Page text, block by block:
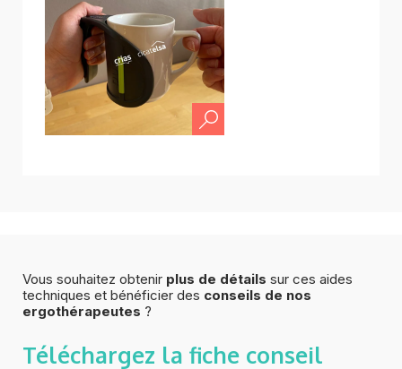
Vous souhaitez obtenir plus de détails sur ces aides
techniques et bénéficier des conseils de nos
ergothérapeutes ?
Téléchargez la fiche conseil